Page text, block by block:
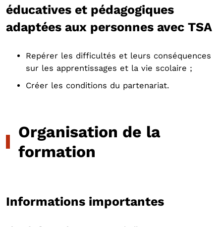
éducatives et pédagogiques
adaptées aux personnes avec TSA
Repérer les difficultés et leurs conséquences
sur les apprentissages et la vie scolaire ;
Créer les conditions du partenariat.
Organisation de la
formation
Informations importantes